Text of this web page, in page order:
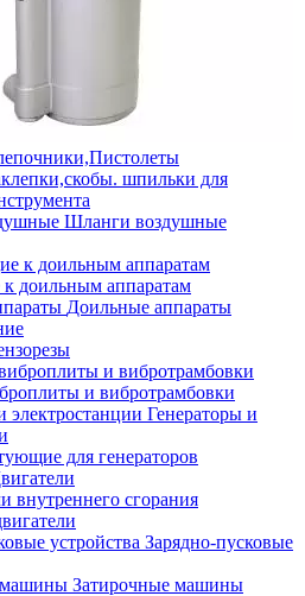
шпильки для
Шланги воздушные
доильным аппаратам
Доильные аппараты
и вибротрамбовки
Генераторы и
для генераторов
внутреннего сгорания
Зарядно-пусковые
Затирочные машины